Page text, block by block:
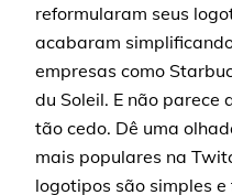
reformularam seus
acabaram
empresas como
du Soleil. E não parece
tão cedo. Dê uma
mais populares na
logotipos são simples e